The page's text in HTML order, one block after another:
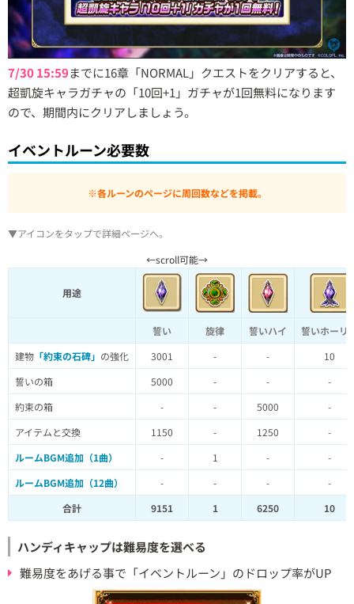
7/30 15:59までに16章「NORMAL」クエストをクリアすると、
超凱旋キャラガチャの「10回+1」ガチャが1回無料になります
ので、期間内にクリアしましょう。
イベントルーン必要数
※各ルーンのページに周回数などを掲載。
▼アイコンをタップで詳細ページへ。
用途
誓い 旋律 誓いハイ
誓いホーリ
建物 「約束の石碑」 の強化 3001 - -
10
誓いの箱
5000 - -
-
約束の箱
- - 5000
-
アイテムと交換
1150 - 1250
-
ルームBGM追加（1曲）
- 1 -
-
ルームBGM追加（12曲）
- - -
-
合計
9151 1 6250 10
ハンディキャップは難易度を選べる
難易度をあげる事で「イベントルーン」のドロップ率がUP